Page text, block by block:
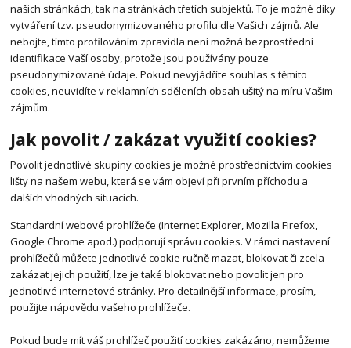
našich stránkách, tak na stránkách třetích subjektů. To je možné díky
vytváření tzv. pseudonymizovaného profilu dle Vašich zájmů. Ale
nebojte, tímto profilováním zpravidla není možná bezprostřední
identifikace Vaší osoby, protože jsou používány pouze
pseudonymizované údaje. Pokud nevyjádříte souhlas s těmito
cookies, neuvidíte v reklamních sděleních obsah ušitý na míru Vašim
zájmům.
Jak povolit / zakázat využití cookies?
Povolit jednotlivé skupiny cookies je možné prostřednictvím cookies
lišty na našem webu, která se vám objeví při prvním příchodu a
dalších vhodných situacích.
Standardní webové prohlížeče (Internet Explorer, Mozilla Firefox,
Google Chrome apod.) podporují správu cookies. V rámci nastavení
prohlížečů můžete jednotlivé cookie ručně mazat, blokovat či zcela
zakázat jejich použití, lze je také blokovat nebo povolit jen pro
jednotlivé internetové stránky. Pro detailnější informace, prosím,
použijte nápovědu vašeho prohlížeče.
Pokud bude mít váš prohlížeč použití cookies zakázáno, nemůžeme